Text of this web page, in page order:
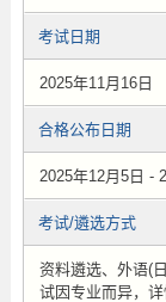
考试日期
2025年11月16日
合格公布日期
2025年12月5日 -
考试/遴选方式
资料遴选、外语(
试因专业而异，